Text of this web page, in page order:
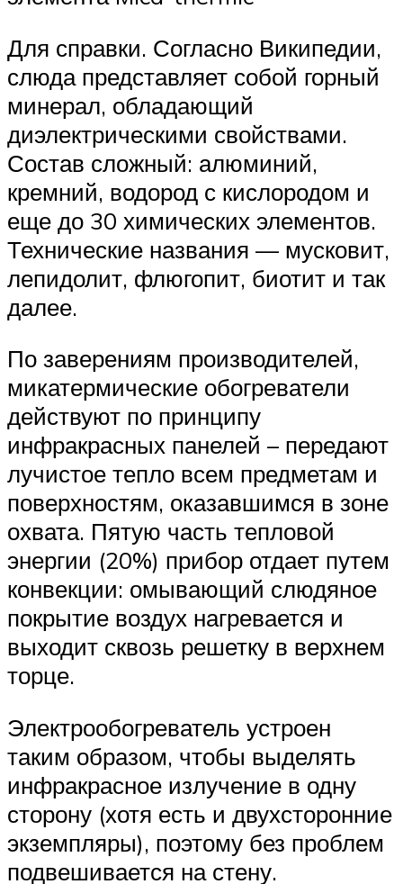
Для справки. Согласно Википедии,
слюда представляет собой горный
минерал, обладающий
диэлектрическими свойствами.
Состав сложный: алюминий,
кремний, водород с кислородом и
еще до 30 химических элементов.
Технические названия — мусковит,
лепидолит, флюгопит, биотит и так
далее.
По заверениям производителей,
микатермические обогреватели
действуют по принципу
инфракрасных панелей – передают
лучистое тепло всем предметам и
поверхностям, оказавшимся в зоне
охвата. Пятую часть тепловой
энергии (20%) прибор отдает путем
конвекции: омывающий слюдяное
покрытие воздух нагревается и
выходит сквозь решетку в верхнем
торце.
Электрообогреватель устроен
таким образом, чтобы выделять
инфракрасное излучение в одну
сторону (хотя есть и двухсторонние
экземпляры), поэтому без проблем
подвешивается на стену.